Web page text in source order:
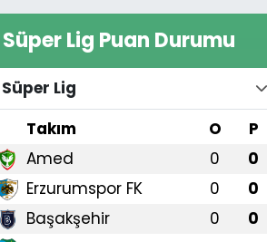
Süper Lig Puan Durumu
Süper Lig
Takım O P
Amed 0 0
Erzurumspor FK 0 0
Başakşehir 0 0